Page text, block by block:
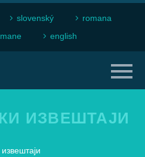
slovenský
romana
english
ИЗВЕШТАЈИ